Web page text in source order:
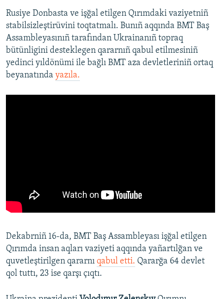
Rusiye Donbasta ve işğal etilgen Qırımdaki vaziyetniñ
stabilsizleştirüvini toqtatmalı. Bunıñ aqqında BMT Baş
Assambleyasınıñ tarafından Ukrainanıñ topraq
bütünligini desteklegen qararnıñ qabul etilmesiniñ
yedinci yıldönümi ile bağlı BMT aza devletleriniñ ortaq
beyanatında yazıla.
Dekabrniñ 16-da, BMT Baş Assambleyası işğal etilgen
Qırımda insan aqları vaziyeti aqqında yañartılğan ve
quvetleştirilgen qararnı qabul etti. Qararğa 64 devlet
qol tuttı, 23 ise qarşı çıqtı.